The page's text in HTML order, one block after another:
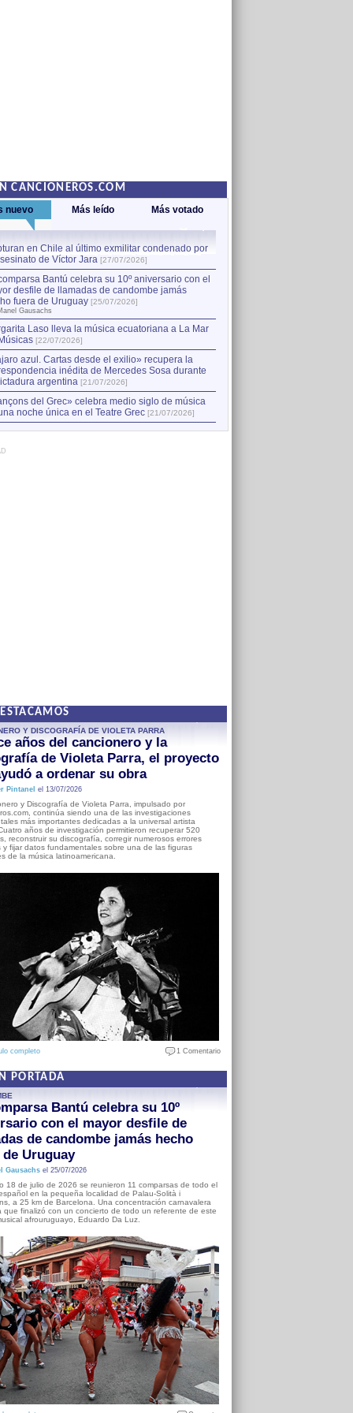
CANCIONEROS.COM
nuevo Más leído Más votado
en Chile al último exmilitar condenado por
de Víctor Jara [27/07/2026]
Bantú celebra su 10º aniversario con el
desfile de llamadas de candombe jamás
fuera de Uruguay [25/07/2026]
Gausachs
Laso lleva la música ecuatoriana a La Mar
[22/07/2026]
azul. Cartas desde el exilio» recupera la
inédita de Mercedes Sosa durante
argentina [21/07/2026]
del Grec» celebra medio siglo de música
noche única en el Teatre Grec [21/07/2026]
Y DISCOGRAFÍA DE VIOLETA PARRA
años del cancionero y la
de Violeta Parra, el proyecto
a ordenar su obra
Pintanel el 13/07/2026
y Discografía de Violeta Parra, impulsado por
continúa siendo una de las investigaciones
más importantes dedicadas a la universal artista
años de investigación permitieron recuperar 520
reconstruir su discografía, corregir numerosos errores
y fijar datos fundamentales sobre una de las figuras
de la música latinoamericana.
completo 1 Comentario
PORTADA
Bantú celebra su 10º
con el mayor desfile de
de candombe jamás hecho
Uruguay
Gausachsel 25/07/2026
18 de julio de 2026 se reunieron 11 comparsas de todo el
en la pequeña localidad de Palau-Solità i
a 25 km de Barcelona. Una concentración carnavalera
que finalizó con un concierto de todo un referente de este
afrouruguayo, Eduardo Da Luz.